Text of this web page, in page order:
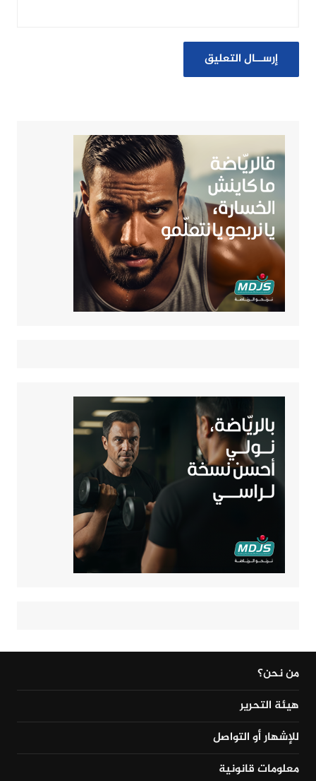
من نحن؟
هيئة التحرير
للإشهار أو التواصل
معلومات قانونية